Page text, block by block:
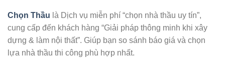
Chọn Thầu là Dịch vụ miễn phí “chọn nhà thầu uy tín”,
cung cấp đến khách hàng “Giải pháp thông minh khi xây
dựng & làm nội thất”. Giúp bạn so sánh báo giá và chọn
lựa nhà thầu thi công phù hợp nhất.